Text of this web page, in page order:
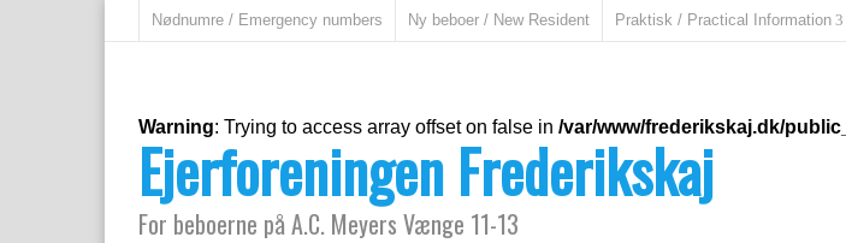
Nødnumre / Emergency numbers Ny beboer / New Resident Praktisk / Practical Information
Warning: Trying to access array offset on false in /var/www/frederikskaj.dk/
Ejerforeningen Frederikskaj
For beboerne på A.C. Meyers Vænge 11-13